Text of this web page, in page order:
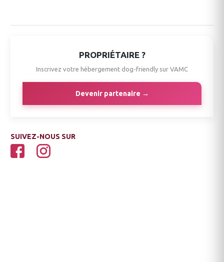
PROPRIÉTAIRE ?
Inscrivez votre hébergement dog-friendly sur VAMC
Devenir partenaire →
SUIVEZ-NOUS SUR